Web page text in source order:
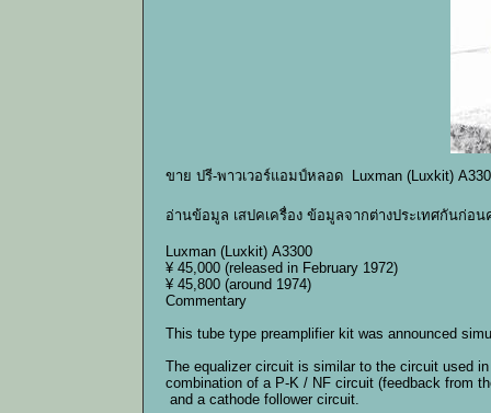
ขาย ปรี-พาวเวอร์แอมป์หลอด Luxman (Luxkit)
อ่านข้อมูล เสปคเครื่อง ข้อมูลจากต่างประเทศกันก่อน
Luxman (Luxkit) A3300
¥ 45,000 (released in February 1972)
¥ 45,800 (around 1974)
Commentary
This tube type preamplifier kit was announced
The equalizer circuit is similar to the circuit used
combination of a P-K / NF circuit (feedback from
and a cathode follower circuit.